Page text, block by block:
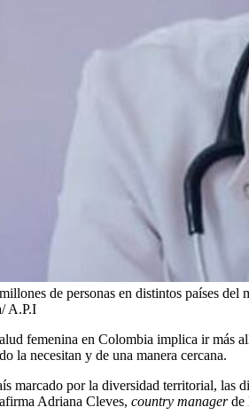
de personas en distintos países
A.P.I
femenina en Colombia implica ir más
la necesitan y de una manera cercana.
marcado por la diversidad territorial,
Adriana Cleves, country managerde